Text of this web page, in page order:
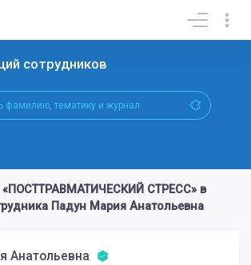
сотрудников
«ПОСТТРАВМАТИЧЕСКИЙ СТРЕСС» в
Падун Мария Анатольевна
Анатольевна